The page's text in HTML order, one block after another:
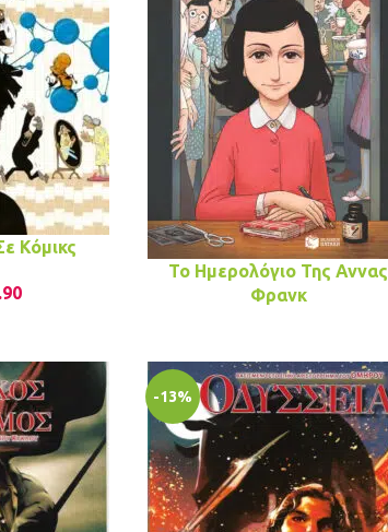
Κόμικς
Το Ημερολόγιο Της Αννας
Φρανκ
-13%